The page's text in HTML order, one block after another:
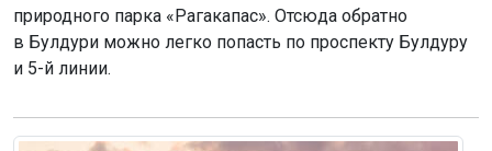
природного парка «Рагакапас». Отсюда обратно
в Булдури можно легко попасть по проспекту Булдуру
и 5-й линии.